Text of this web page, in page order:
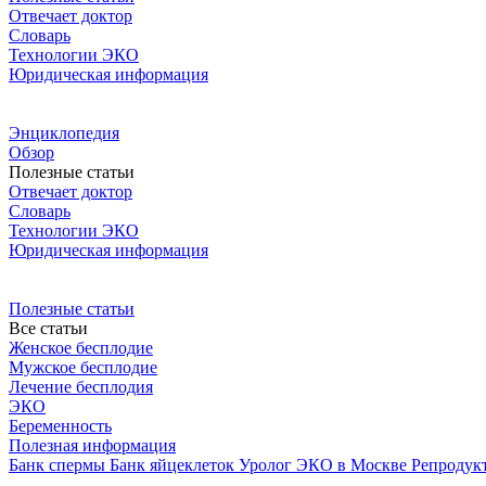
Отвечает доктор
Словарь
Технологии ЭКО
Юридическая информация
Энциклопедия
Обзор
Полезные статьи
Отвечает доктор
Словарь
Технологии ЭКО
Юридическая информация
Полезные статьи
Все статьи
Женское бесплодие
Мужское бесплодие
Лечение бесплодия
ЭКО
Беременность
Полезная информация
Банк спермы Банк яйцеклеток Уролог ЭКО в Москве